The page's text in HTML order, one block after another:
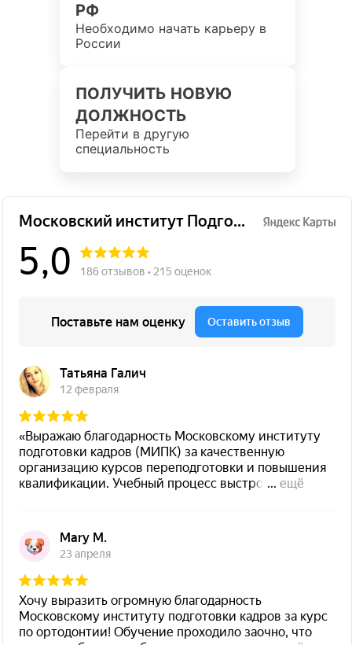
РФ
Необходимо начать карьеру в
России
ПОЛУЧИТЬ НОВУЮ
ДОЛЖНОСТЬ
Перейти в другую
специальность